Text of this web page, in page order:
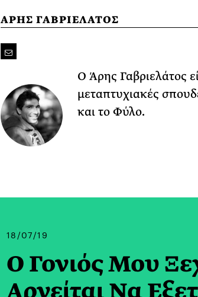
ΑΡΗΣ ΓΑΒΡΙΕΛΑΤΟΣ
Ο Άρης Γαβριελάτος
μεταπτυχιακές
και το Φύλο.
18/07/19
O Γονιός Μου